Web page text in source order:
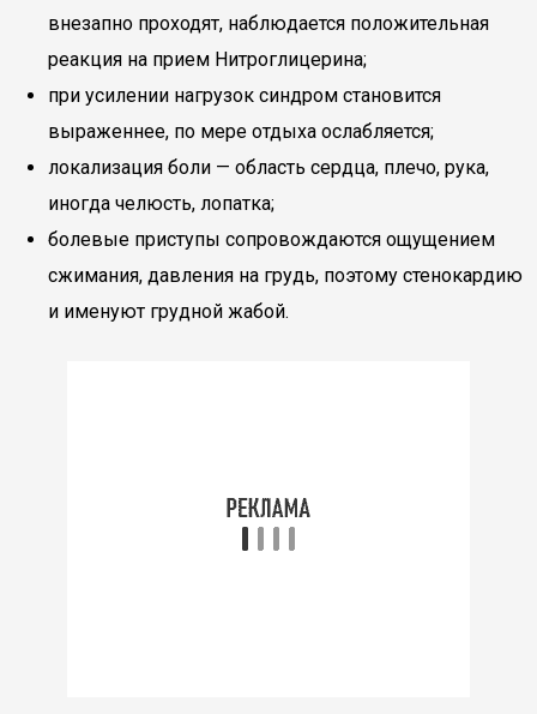
внезапно проходят, наблюдается положительная
реакция на прием Нитроглицерина;
при усилении нагрузок синдром становится
выраженнее, по мере отдыха ослабляется;
локализация боли — область сердца, плечо, рука,
иногда челюсть, лопатка;
болевые приступы сопровождаются ощущением
сжимания, давления на грудь, поэтому стенокардию
и именуют грудной жабой.